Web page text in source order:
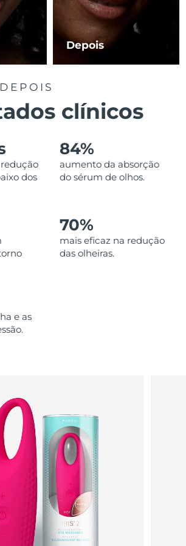
Depois
clínicos
dos
84%
aumento da absorção
do sérum de olhos.
70%
mais eficaz na redução
das olheiras.
e as
Entrega prevista
Entrega prevista
Entrega prevista8/9/26
Entrega prevista8/10/26
Entrega prevista
Entrega prevista
Entrega prevista
Entrega prevista
Entrega prevista
Entrega prevista
Entrega prevista